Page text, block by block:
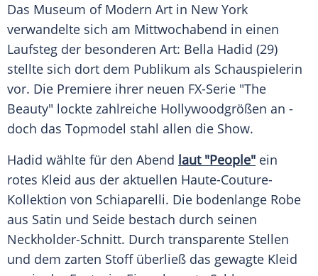
Das Museum of Modern Art in New York
verwandelte sich am Mittwochabend in einen
Laufsteg der besonderen Art: Bella Hadid (29)
stellte sich dort dem Publikum als Schauspielerin
vor. Die Premiere ihrer neuen FX-Serie "The
Beauty" lockte zahlreiche Hollywoodgrößen an -
doch das Topmodel stahl allen die Show.
Hadid wählte für den Abend laut "People" ein
rotes Kleid aus der aktuellen Haute-Couture-
Kollektion von Schiaparelli. Die bodenlange Robe
aus Satin und Seide bestach durch seinen
Neckholder-Schnitt. Durch transparente Stellen
und dem zarten Stoff überließ das gewagte Kleid